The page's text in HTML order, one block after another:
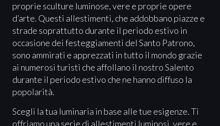
proprie sculture luminose, vere e proprie opere
d’arte. Questi allestimenti, che addobbano piazze e
strade soprattutto durante il periodo estivo in
occasione dei festeggiamenti del Santo Patrono,
sono ammirati e apprezzati in tutto il mondo grazie
ai numerosi turisti che affollano il nostro Salento
durante il periodo estivo che ne hanno diffuso la
popolarità.
Scegli la tua luminaria in base alle tue esigenze. Ti
offriamo una serie di allestimenti luminosi, vere e